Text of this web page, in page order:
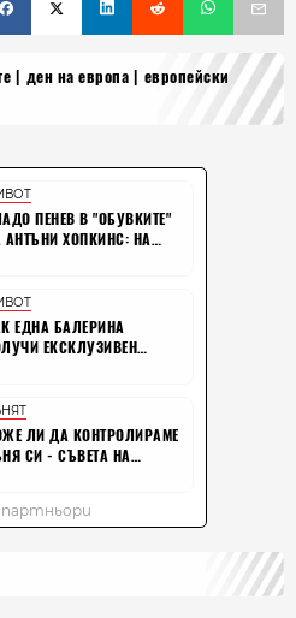
ден на европа
европейски